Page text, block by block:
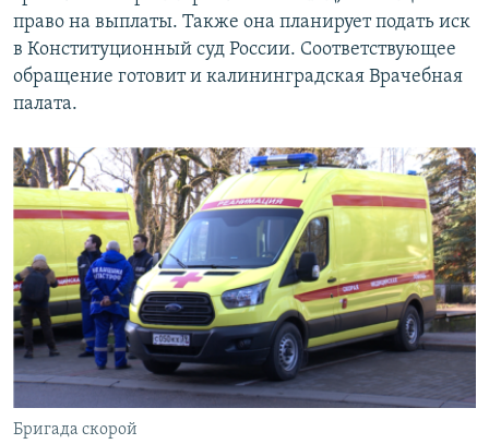
право на выплаты. Также она планирует подать иск
в Конституционный суд России. Соответствующее
обращение готовит и калининградская Врачебная
палата.
Бригада скорой